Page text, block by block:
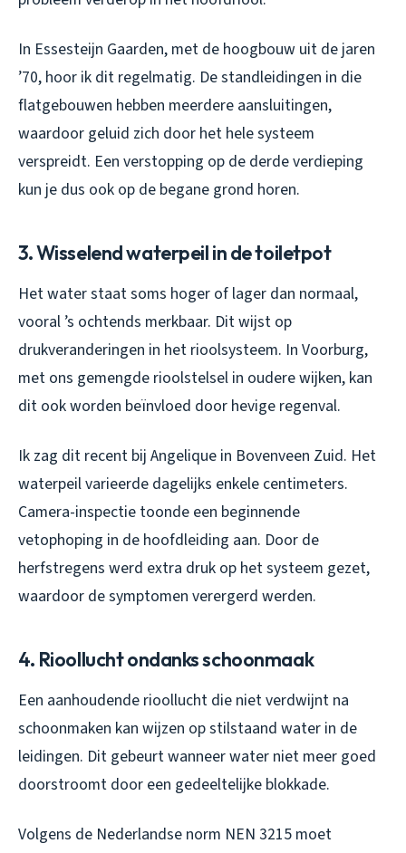
In Essesteijn Gaarden, met de hoogbouw uit de jaren
’70, hoor ik dit regelmatig. De standleidingen in die
flatgebouwen hebben meerdere aansluitingen,
waardoor geluid zich door het hele systeem
verspreidt. Een verstopping op de derde verdieping
kun je dus ook op de begane grond horen.
3. Wisselend waterpeil in de toiletpot
Het water staat soms hoger of lager dan normaal,
vooral ’s ochtends merkbaar. Dit wijst op
drukveranderingen in het rioolsysteem. In Voorburg,
met ons gemengde rioolstelsel in oudere wijken, kan
dit ook worden beïnvloed door hevige regenval.
Ik zag dit recent bij Angelique in Bovenveen Zuid. Het
waterpeil varieerde dagelijks enkele centimeters.
Camera-inspectie toonde een beginnende
vetophoping in de hoofdleiding aan. Door de
herfstregens werd extra druk op het systeem gezet,
waardoor de symptomen verergerd werden.
4. Rioollucht ondanks schoonmaak
Een aanhoudende rioollucht die niet verdwijnt na
schoonmaken kan wijzen op stilstaand water in de
leidingen. Dit gebeurt wanneer water niet meer goed
doorstroomt door een gedeeltelijke blokkade.
Volgens de Nederlandse norm NEN 3215 moet